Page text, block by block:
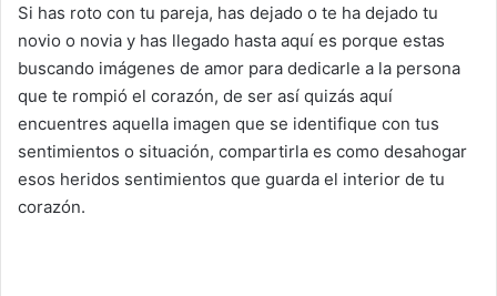
Si has roto con tu pareja, has dejado o te ha dejado tu
novio o novia y has llegado hasta aquí es porque estas
buscando imágenes de amor para dedicarle a la persona
que te rompió el corazón, de ser así quizás aquí
encuentres aquella imagen que se identifique con tus
sentimientos o situación, compartirla es como desahogar
esos heridos sentimientos que guarda el interior de tu
corazón.